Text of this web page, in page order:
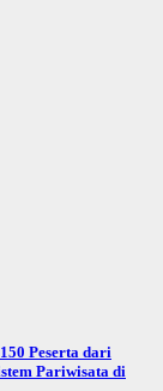
Peserta dari
Pariwisata di